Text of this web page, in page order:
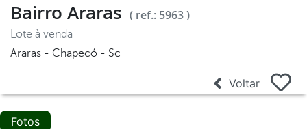
Bairro Araras ( ref.: 5963 )
Lote à venda
Araras - Chapecó - Sc
Voltar
Fotos